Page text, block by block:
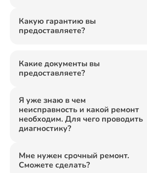
Какую гарантию вы
предоставляете?
Какие документы вы
предоставляете?
Я уже знаю в чем
неисправность и какой ремонт
необходим. Для чего проводить
диагностику?
Мне нужен срочный ремонт.
Сможете сделать?